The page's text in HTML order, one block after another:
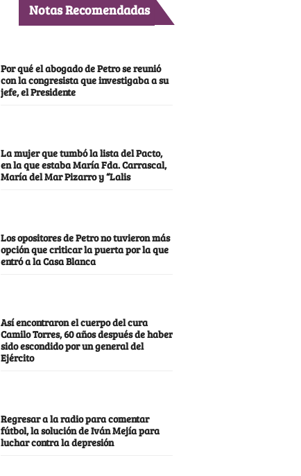
Notas Recomendadas
Por qué el abogado de Petro se reunió
con la congresista que investigaba a su
jefe, el Presidente
La mujer que tumbó la lista del Pacto,
en la que estaba María Fda. Carrascal,
María del Mar Pizarro y “Lalis
Los opositores de Petro no tuvieron más
opción que criticar la puerta por la que
entró a la Casa Blanca
Así encontraron el cuerpo del cura
Camilo Torres, 60 años después de haber
sido escondido por un general del
Ejército
Regresar a la radio para comentar
fútbol, la solución de Iván Mejía para
luchar contra la depresión